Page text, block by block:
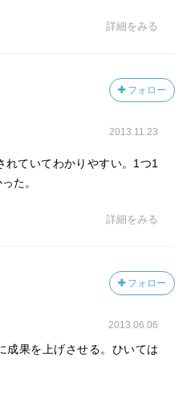
ばならない。
的にイノベーションを行わ
。
ーションを行ってはならな
ならない。
るリスク、第三に負えないリ
え（イノベーションと企業家
分類できる
ーズ、産業構造、人口構造、
への理解を深めさせるかにあ
身によってリーダーとなる。
作り、真摯さによってリーダ
知ることなく、コミュニケー
意見の不一致を作り出す。意
致は不可欠である
して誰か特定の人間の仕事と
決定も行われていないに等し
得る技を知る者ここに眠る
詳細をみる
フォロー
2013.11.23
れていてわかりやすい。1つ1
た。
詳細をみる
フォロー
2013.06.06
成果を上げさせる。ひいては